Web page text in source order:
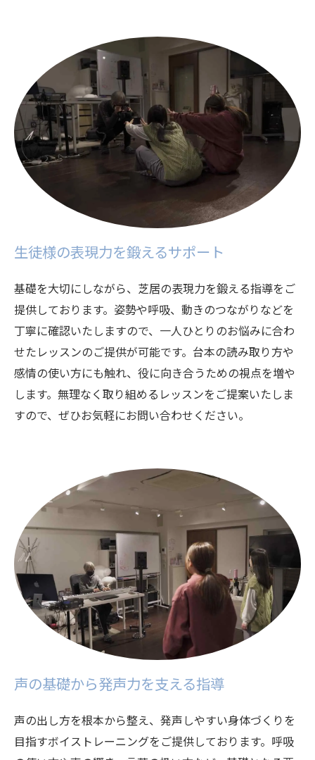
生徒様の表現力を鍛えるサポート
基礎を大切にしながら、芝居の表現力を鍛える指導をご
提供しております。姿勢や呼吸、動きのつながりなどを
丁寧に確認いたしますので、一人ひとりのお悩みに合わ
せたレッスンのご提供が可能です。台本の読み取り方や
感情の使い方にも触れ、役に向き合うための視点を増や
します。無理なく取り組めるレッスンをご提案いたしま
すので、ぜひお気軽にお問い合わせください。
声の基礎から発声力を支える指導
声の出し方を根本から整え、発声しやすい身体づくりを
目指すボイストレーニングをご提供しております。呼吸